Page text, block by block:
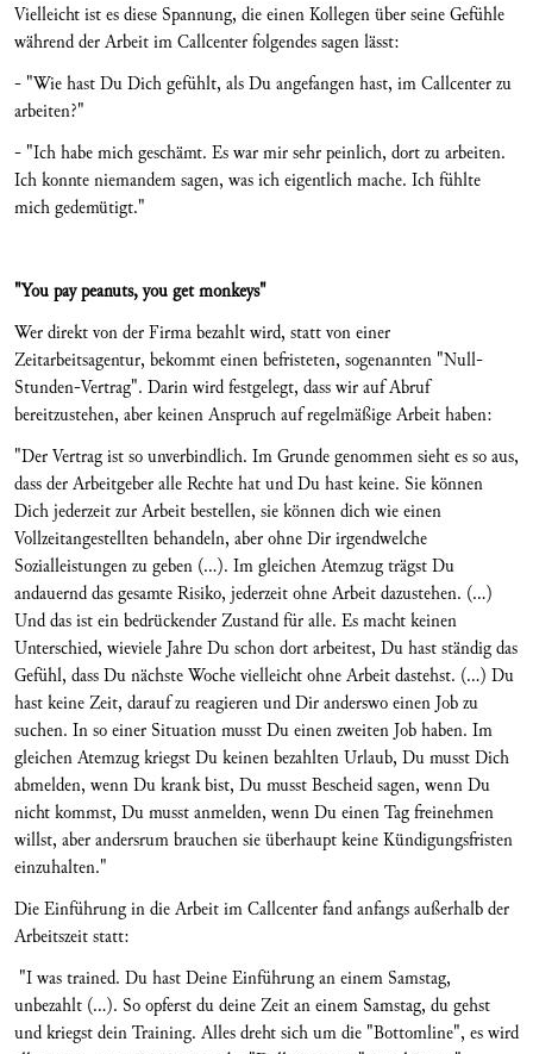
Vielleicht ist es diese Spannung, die einen Kollegen über seine Gefühle
während der Arbeit im Callcenter folgendes sagen lässt:
- "Wie hast Du Dich gefühlt, als Du angefangen hast, im Callcenter zu
arbeiten?"
- "Ich habe mich geschämt. Es war mir sehr peinlich, dort zu arbeiten.
Ich konnte niemandem sagen, was ich eigentlich mache. Ich fühlte
mich gedemütigt."
"You pay peanuts, you get monkeys"
Wer direkt von der Firma bezahlt wird, statt von einer
Zeitarbeitsagentur, bekommt einen befristeten, sogenannten "Null-
Stunden-Vertrag". Darin wird festgelegt, dass wir auf Abruf
bereitzustehen, aber keinen Anspruch auf regelmäßige Arbeit haben:
"Der Vertrag ist so unverbindlich. Im Grunde genommen sieht es so aus,
dass der Arbeitgeber alle Rechte hat und Du hast keine. Sie können
Dich jederzeit zur Arbeit bestellen, sie können dich wie einen
Vollzeitangestellten behandeln, aber ohne Dir irgendwelche
Sozialleistungen zu geben (...). Im gleichen Atemzug trägst Du
andauernd das gesamte Risiko, jederzeit ohne Arbeit dazustehen. (...)
Und das ist ein bedrückender Zustand für alle. Es macht keinen
Unterschied, wieviele Jahre Du schon dort arbeitest, Du hast ständig das
Gefühl, dass Du nächste Woche vielleicht ohne Arbeit dastehst. (...) Du
hast keine Zeit, darauf zu reagieren und Dir anderswo einen Job zu
suchen. In so einer Situation musst Du einen zweiten Job haben. Im
gleichen Atemzug kriegst Du keinen bezahlten Urlaub, Du musst Dich
abmelden, wenn Du krank bist, Du musst Bescheid sagen, wenn Du
nicht kommst, Du musst anmelden, wenn Du einen Tag freinehmen
willst, aber andersrum brauchen sie überhaupt keine Kündigungsfristen
einzuhalten."
Die Einführung in die Arbeit im Callcenter fand anfangs außerhalb der
Arbeitszeit statt:
"I was trained. Du hast Deine Einführung an einem Samstag,
unbezahlt (...). So opferst du deine Zeit an einem Samstag, du gehst
und kriegst dein Training. Alles dreht sich um die "Bottomline", es wird